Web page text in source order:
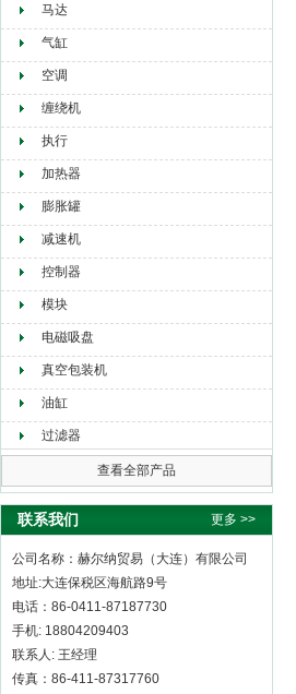
马达
气缸
空调
缠绕机
执行
加热器
膨胀罐
减速机
控制器
模块
电磁吸盘
真空包装机
油缸
过滤器
查看全部产品
联系我们 更多 >>
公司名称：赫尔纳贸易（大连）有限公司
地址:大连保税区海航路9号
电话：86-0411-87187730
手机: 18804209403
联系人: 王经理
传真：86-411-87317760